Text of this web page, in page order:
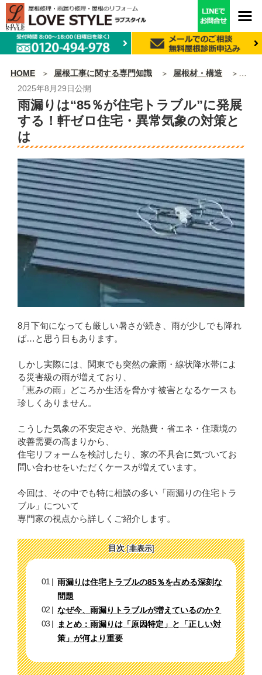
HOME 屋根工事に関する専門知識 屋根材・構造
2025年8月29日公開
雨漏りは“85％が住宅トラブル”に発展
する！軒ゼロ住宅・異常気象の対策と
は
8月下旬になっても厳しい暑さが続き、雨が少しでも降れ
ば…と思う日もあります。
しかし実際には、関東でも突然の豪雨・線状降水帯によ
る災害級の雨が増えており、
「恵みの雨」どころか生活を脅かす被害となるケースも
珍しくありません。
こうした気象の不安定さや、光熱費・省エネ・住環境の
改善需要の高まりから、
住宅リフォームを検討したり、家の不具合に気づいてお
問い合わせをいただくケースが増えています。
今回は、その中でも特に相談の多い「雨漏りの住宅トラ
ブル」について
専門家の視点から詳しくご紹介します。
目次 [非表示]
雨漏りは住宅トラブルの85％を占める深刻な
問題
なぜ今、雨漏りトラブルが増えているのか？
まとめ：雨漏りは「原因特定」と「正しい対
策」が何より重要